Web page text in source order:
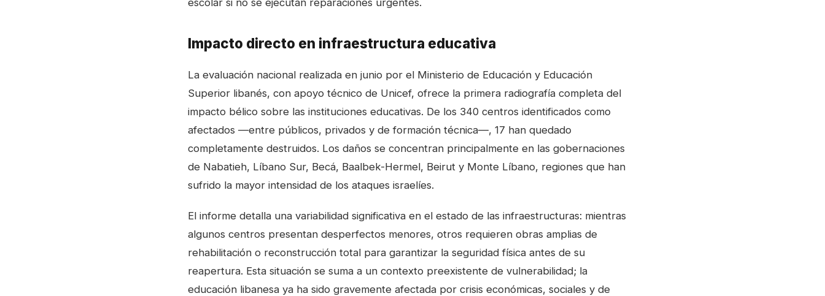
escolar si no se ejecutan reparaciones urgentes.
Impacto directo en infraestructura educativa
La evaluación nacional realizada en junio por el Ministerio de Educación y Educación
Superior libanés, con apoyo técnico de Unicef, ofrece la primera radiografía completa del
impacto bélico sobre las instituciones educativas. De los 340 centros identificados como
afectados —entre públicos, privados y de formación técnica—, 17 han quedado
completamente destruidos. Los daños se concentran principalmente en las gobernaciones
de Nabatieh, Líbano Sur, Becá, Baalbek-Hermel, Beirut y Monte Líbano, regiones que han
sufrido la mayor intensidad de los ataques israelíes.
El informe detalla una variabilidad significativa en el estado de las infraestructuras: mientras
algunos centros presentan desperfectos menores, otros requieren obras amplias de
rehabilitación o reconstrucción total para garantizar la seguridad física antes de su
reapertura. Esta situación se suma a un contexto preexistente de vulnerabilidad; la
educación libanesa ya ha sido gravemente afectada por crisis económicas, sociales y de